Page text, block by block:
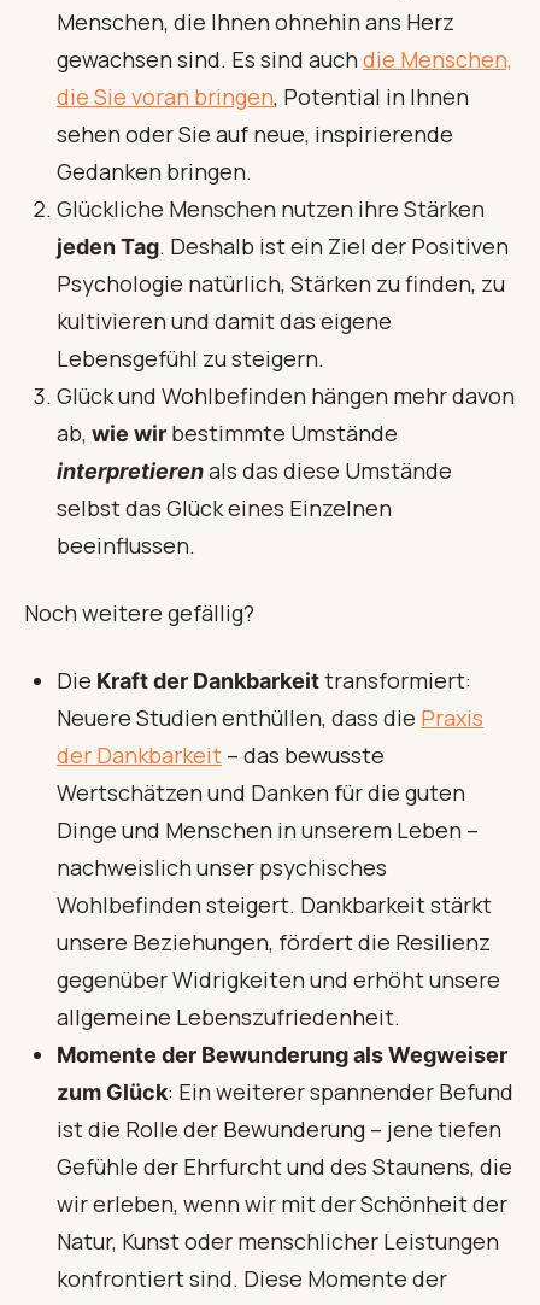
Menschen, die Ihnen ohnehin ans Herz
gewachsen sind. Es sind auchdie Menschen,
die Sie voran bringen, Potential in Ihnen
sehen oder Sie auf neue, inspirierende
Gedanken bringen.
Glückliche Menschen nutzen ihre Stärken
jeden Tag. Deshalb ist ein Ziel der Positiven
Psychologie natürlich, Stärken zu finden, zu
kultivieren und damit das eigene
Lebensgefühl zu steigern.
Glück und Wohlbefinden hängen mehr davon
ab, wie wir bestimmte Umstände
interpretierenals das diese Umstände
selbst das Glück eines Einzelnen
beeinflussen.
Noch weitere gefällig?
Die Kraft der Dankbarkeittransformiert:
Neuere Studien enthüllen, dass die Praxis
der Dankbarkeit – das bewusste
Wertschätzen und Danken für die guten
Dinge und Menschen in unserem Leben –
nachweislich unser psychisches
Wohlbefinden steigert. Dankbarkeit stärkt
unsere Beziehungen, fördert die Resilienz
gegenüber Widrigkeiten und erhöht unsere
allgemeine Lebenszufriedenheit.
Momente der Bewunderung als Wegweiser
zum Glück: Ein weiterer spannender Befund
ist die Rolle der Bewunderung – jene tiefen
Gefühle der Ehrfurcht und des Staunens, die
wir erleben, wenn wir mit der Schönheit der
Natur, Kunst oder menschlicher Leistungen
konfrontiert sind. Diese Momente der